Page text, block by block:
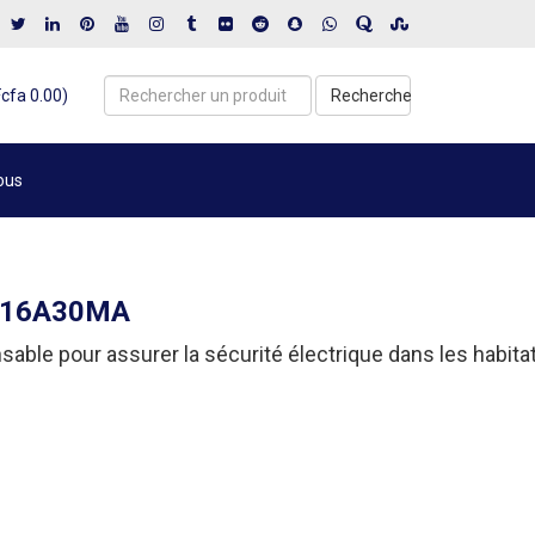
0.00) Recherche
pour assurer la sécurité électrique dans les